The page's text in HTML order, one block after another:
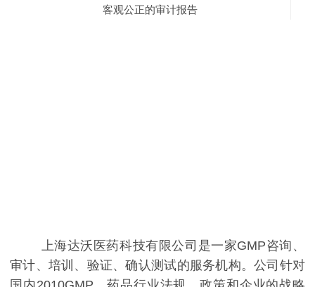
客观公正的审计报告
上海达沃医药科技有限公司是一家GMP咨询、
审计、培训、验证、确认测试的服务机构。公司针对